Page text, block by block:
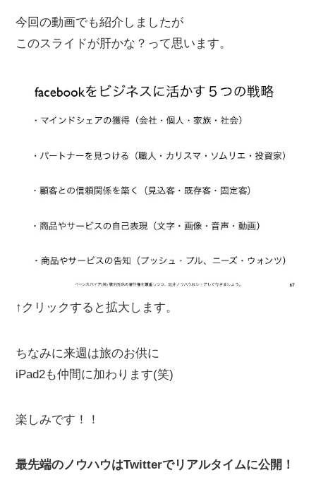
今回の動画でも紹介しましたが
このスライドが肝かな？って思います。
↑クリックすると拡大します。
ちなみに来週は旅のお供に
iPad2も仲間に加わります(笑)
楽しみです！！
最先端のノウハウはTwitterでリアルタイムに公開！